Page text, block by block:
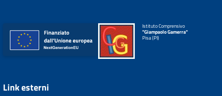
Istituto Comprensivo
"Giampaolo Gamerra"
Pisa (PI)
Link esterni